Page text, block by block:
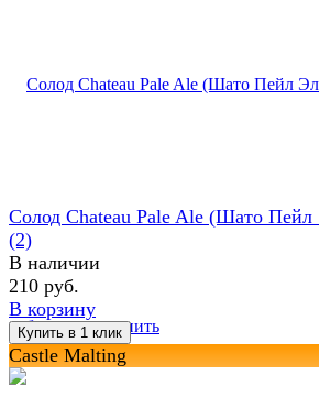
избранное сравнить
Солод Chateau Pale Ale (Шато Пейл
(2)
В наличии
210 руб.
В корзину
Castle Malting